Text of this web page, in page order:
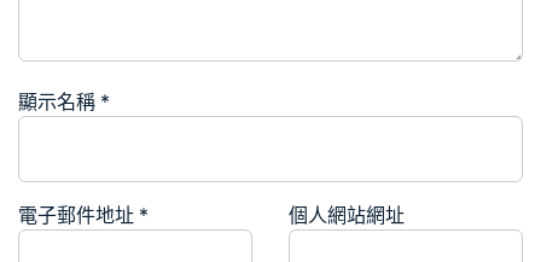
顯示名稱 *
電子郵件地址 * 個人網站網址